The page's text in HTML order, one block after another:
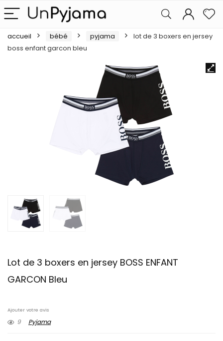
accueil bébé pyjama
lot de 3 boxers en jersey
boss enfant garcon bleu
Lot de 3 boxers en jersey BOSS ENFANT
GARCON Bleu
Ajouter votre avis
9 Pyjama